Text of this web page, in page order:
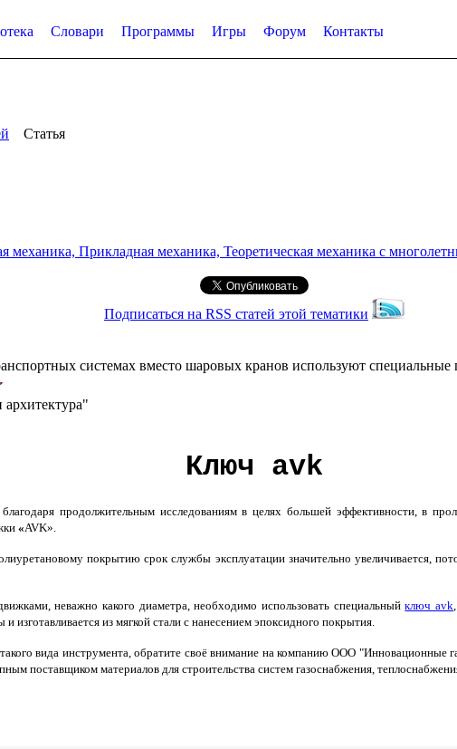
Словари Программы Игры Форум Контакты
Статья
Прикладная механика, Теоретическая механика с
Подписаться на RSS статей этой тематики
системах вместо шаровых кранов используют специальные
архитектура"
Ключ avk
продолжительным исследованиям в целях большей эффективности, в
«AVK».
покрытию срок службы эксплуатации значительно увеличивается,
неважно какого диаметра, необходимо использовать специальныйключ avk
изготавливается из мягкой стали с нанесением эпоксидного покрытия.
вида инструмента, обратите своё внимание на компаниюООО "Инновационные
поставщиком материалов для строительства систем газоснабжения,